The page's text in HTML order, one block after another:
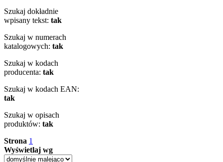
Szukaj dokładnie
wpisany tekst: tak
Szukaj w numerach
katalogowych: tak
Szukaj w kodach
producenta: tak
Szukaj w kodach EAN:
tak
Szukaj w opisach
produktów: tak
Strona 1
Wyświetlaj wg